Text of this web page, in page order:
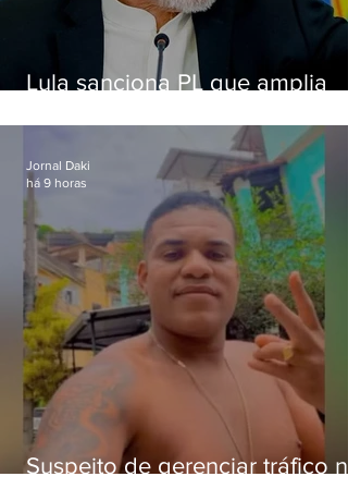
Lula sanciona PL que amplia
crianças
Suspeito de gerenciar tráfico na
Jornal Daki
há 9 horas